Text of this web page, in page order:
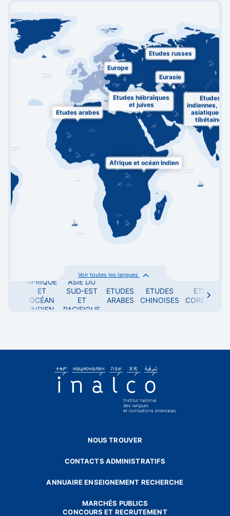
Afrique et océan Indien
Etudes arabes
Etudes hébraïques
et juives
Etudes
indiennes,
asiatiques et
tibétaines
Etudes russes
Eurasie
Europe
Toutes les langues
albanais
arabe algérien
arabe littéral
arabe marocain
Voir toutes les langues
AFRIQUE
ET
OCÉAN
INDIEN
ASIE DU
SUD-EST
ET
PACIFIQUE
ETUDES
ARABES
ETUDES
CHINOISES
ETUDES
CORÉENNES
NOUS TROUVER
CONTACTS ADMINISTRATIFS
ANNUAIRE ENSEIGNEMENT RECHERCHE
MARCHÉS PUBLICS
CONCOURS ET RECRUTEMENT